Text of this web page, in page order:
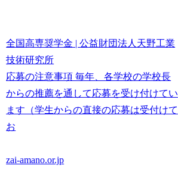
全国高専奨学金 | 公益財団法人天野工業
技術研究所
応募の注意事項 毎年、各学校の学校長
からの推薦を通して応募を受け付けてい
ます（学生からの直接の応募は受付けて
お
zai-amano.or.jp